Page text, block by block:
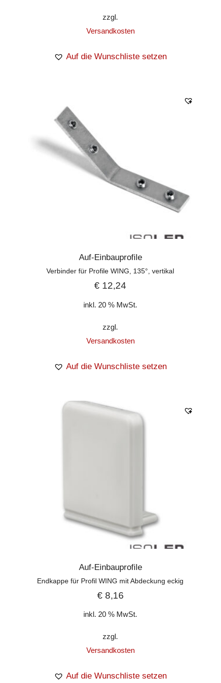
zzgl.
Versandkosten
Auf die Wunschliste setzen
Auf-Einbauprofile
Verbinder für Profile WING, 135°, vertikal
€ 12,24
inkl. 20 % MwSt.
zzgl.
Versandkosten
Auf die Wunschliste setzen
Auf-Einbauprofile
Endkappe für Profil WING mit Abdeckung eckig
€8,16
inkl. 20 % MwSt.
zzgl.
Versandkosten
Auf die Wunschliste setzen